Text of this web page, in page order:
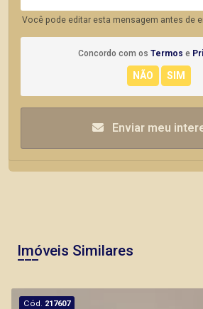
Você pode editar esta mensagem antes de
Concordo com os Termos e
Enviar meu
Imóveis Similares
Cód. 217607